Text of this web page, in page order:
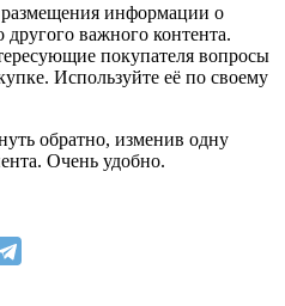
размещения информации о
важного контента.
покупателя вопросы
Используйте её по своему
обратно, изменив одну
Очень удобно.